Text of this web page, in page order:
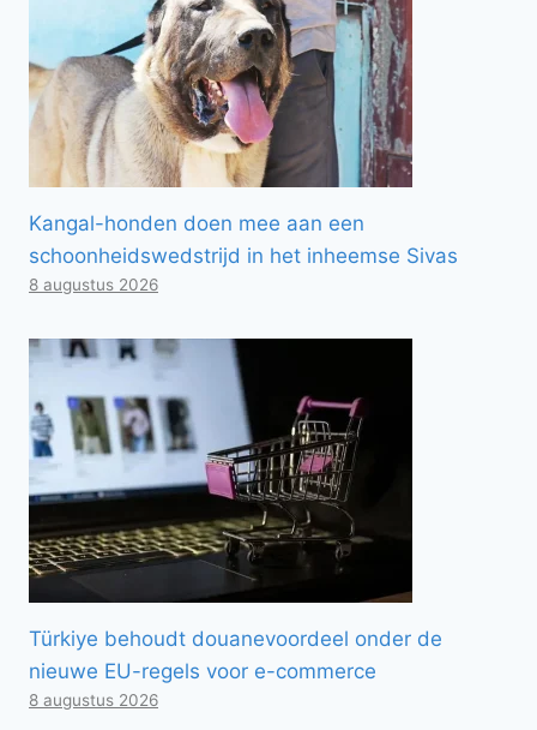
Kangal-honden doen mee aan een
schoonheidswedstrijd in het inheemse Sivas
8 augustus 2026
Türkiye behoudt douanevoordeel onder de
nieuwe EU-regels voor e-commerce
8 augustus 2026